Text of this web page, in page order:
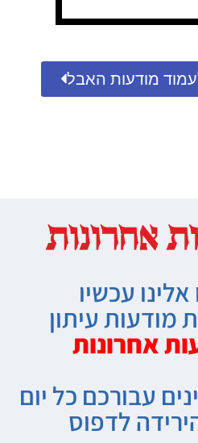
מודעות האבל
אלינו עכשיו
מודעות עיתון
אחרונות
עבורכם כל יום
לדפוס